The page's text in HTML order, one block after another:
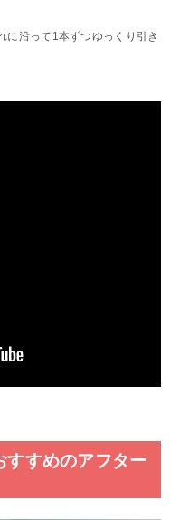
に沿って1本ずつゆっくり引き
すめのアフター